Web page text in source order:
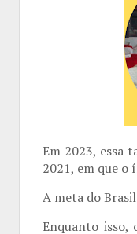
Em 2023, essa
2021, em que o
A meta do
Enquanto isso,